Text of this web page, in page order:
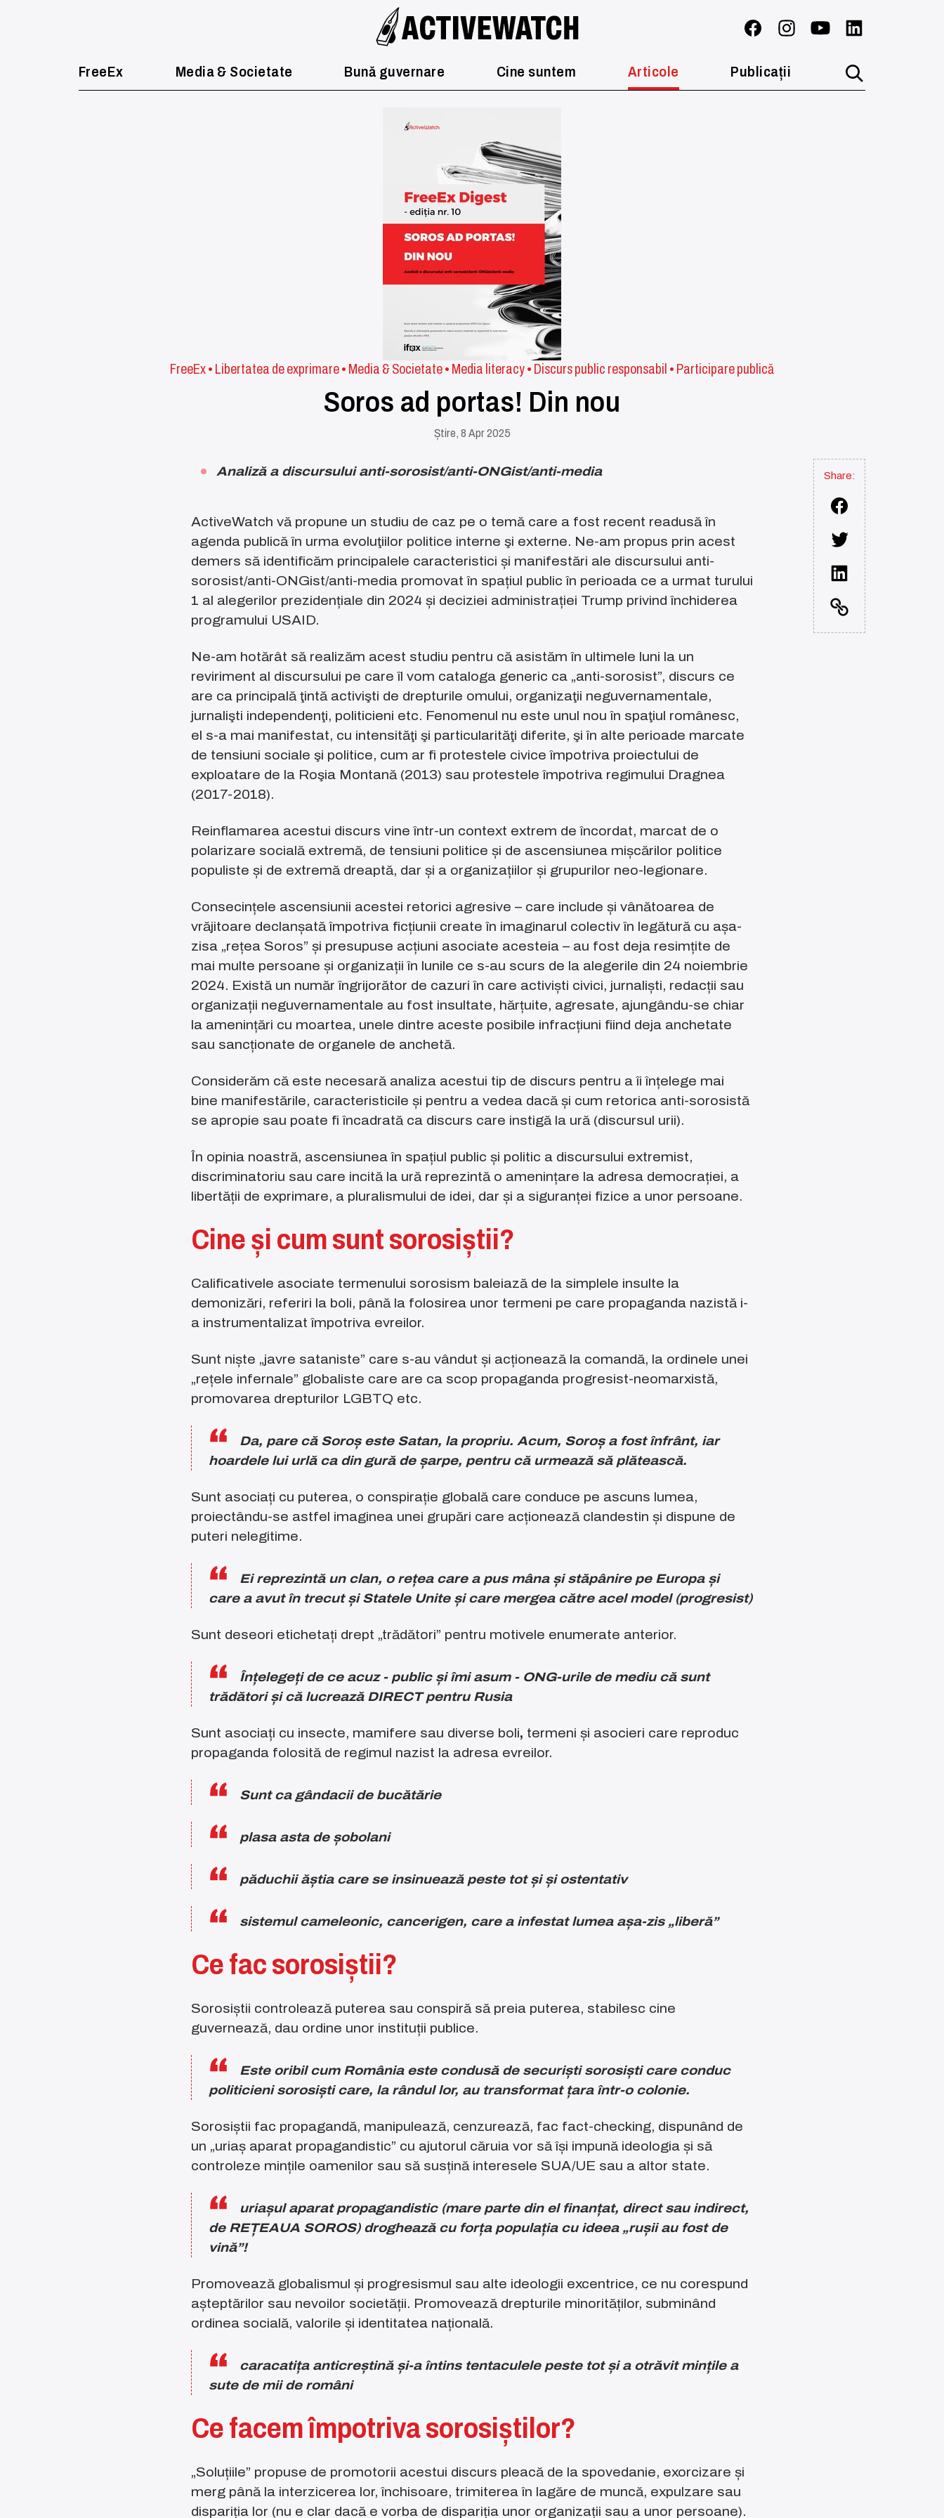
FreeEx Media & Societate Bună guvernare Cine suntem Articole Publicații
FreeEx• Libertatea de exprimare• Media & Societate• Media literacy• Discurs public responsabil • Participare publică
Soros ad portas! Din nou
Știre, 8 Apr 2025
Share:
Analiză a discursului anti-sorosist/anti-ONGist/anti-media
ActiveWatch vă propune un studiu de caz pe o temă care a fost recent readusă în
agenda publică în urma evoluţiilor politice interne şi externe. Ne-am propus prin acest
demers să identificăm principalele caracteristici și manifestări ale discursului anti-
sorosist/anti-ONGist/anti-media promovat în spațiul public în perioada ce a urmat turului
1 al alegerilor prezidențiale din 2024 și deciziei administrației Trump privind închiderea
programului USAID.
Ne-am hotărât să realizăm acest studiu pentru că asistăm în ultimele luni la un
reviriment al discursului pe care îl vom cataloga generic ca „anti-sorosist”, discurs ce
are ca principală ţintă activişti de drepturile omului, organizaţii neguvernamentale,
jurnalişti independenţi, politicieni etc. Fenomenul nu este unul nou în spaţiul românesc,
el s-a mai manifestat, cu intensităţi şi particularităţi diferite, şi în alte perioade marcate
de tensiuni sociale şi politice, cum ar fi protestele civice împotriva proiectului de
exploatare de la Roşia Montană (2013) sau protestele împotriva regimului Dragnea
(2017-2018).
Reinflamarea acestui discurs vine într-un context extrem de încordat, marcat de o
polarizare socială extremă, de tensiuni politice și de ascensiunea mișcărilor politice
populiste și de extremă dreaptă, dar și a organizațiilor și grupurilor neo-legionare.
Consecințele ascensiunii acestei retorici agresive – care include și vânătoarea de
vrăjitoare declanșată împotriva ficțiunii create în imaginarul colectiv în legătură cu așa-
zisa „rețea Soros” și presupuse acțiuni asociate acesteia – au fost deja resimțite de
mai multe persoane și organizații în lunile ce s-au scurs de la alegerile din 24 noiembrie
2024. Există un număr îngrijorător de cazuri în care activiști civici, jurnaliști, redacții sau
organizații neguvernamentale au fost insultate, hărțuite, agresate, ajungându-se chiar
la amenințări cu moartea, unele dintre aceste posibile infracțiuni fiind deja anchetate
sau sancționate de organele de anchetă.
Considerăm că este necesară analiza acestui tip de discurs pentru a îi înțelege mai
bine manifestările, caracteristicile și pentru a vedea dacă și cum retorica anti-sorosistă
se apropie sau poate fi încadrată ca discurs care instigă la ură (discursul urii).
În opinia noastră, ascensiunea în spațiul public și politic a discursului extremist,
discriminatoriu sau care incită la ură reprezintă o amenințare la adresa democrației, a
libertății de exprimare, a pluralismului de idei, dar și a siguranței fizice a unor persoane.
Cine și cum sunt sorosiștii?
Calificativele asociate termenului sorosism baleiază de la simplele insulte la
demonizări, referiri la boli, până la folosirea unor termeni pe care propaganda nazistă i-
a instrumentalizat împotriva evreilor.
Sunt niște „javre sataniste” care s-au vândut și acționează la comandă, la ordinele unei
„rețele infernale” globaliste care are ca scop propaganda progresist-neomarxistă,
promovarea drepturilor LGBTQ etc.
Da, pare că Soroș este Satan, la propriu. Acum, Soroș a fost înfrânt, iar
hoardele lui urlă ca din gură de șarpe, pentru că urmează să plătească.
Sunt asociați cu puterea, o conspirație globală care conduce pe ascuns lumea,
proiectându-se astfel imaginea unei grupări care acționează clandestin și dispune de
puteri nelegitime.
Ei reprezintă un clan, o rețea care a pus mâna și stăpânire pe Europa și
care a avut în trecut și Statele Unite și care mergea către acel model (progresist)
Sunt deseori etichetați drept „trădători” pentru motivele enumerate anterior.
Înțelegeți de ce acuz - public și îmi asum - ONG-urile de mediu că sunt
trădători și că lucrează DIRECT pentru Rusia
Sunt asociați cu insecte, mamifere sau diverse boli, termeni și asocieri care reproduc
propaganda folosită de regimul nazist la adresa evreilor.
Sunt ca gândacii de bucătărie
plasa asta de șobolani
păduchii ăștia care se insinuează peste tot și și ostentativ
sistemul cameleonic, cancerigen, care a infestat lumea așa-zis „liberă”
Ce fac sorosiștii?
Sorosiștii controlează puterea sau conspiră să preia puterea, stabilesc cine
guvernează, dau ordine unor instituții publice.
Este oribil cum România este condusă de securiști sorosiști care conduc
politicieni sorosiști care, la rândul lor, au transformat țara într-o colonie.
Sorosiștii fac propagandă, manipulează, cenzurează, fac fact-checking, dispunând de
un „uriaș aparat propagandistic” cu ajutorul căruia vor să își impună ideologia și să
controleze mințile oamenilor sau să susțină interesele SUA/UE sau a altor state.
uriașul aparat propagandistic (mare parte din el finanțat, direct sau indirect,
de REȚEAUA SOROS) droghează cu forța populația cu ideea „rușii au fost de
vină”!
Promovează globalismul și progresismul sau alte ideologii excentrice, ce nu corespund
așteptărilor sau nevoilor societății. Promovează drepturile minorităților, subminând
ordinea socială, valorile și identitatea națională.
caracatița anticreștină și-a întins tentaculele peste tot și a otrăvit mințile a
sute de mii de români
Ce facem împotriva sorosiștilor?
„Soluțiile” propuse de promotorii acestui discurs pleacă de la spovedanie, exorcizare și
merg până la interzicerea lor, închisoare, trimiterea în lagăre de muncă, expulzare sau
dispariția lor (nu e clar dacă e vorba de dispariția unor organizații sau a unor persoane).